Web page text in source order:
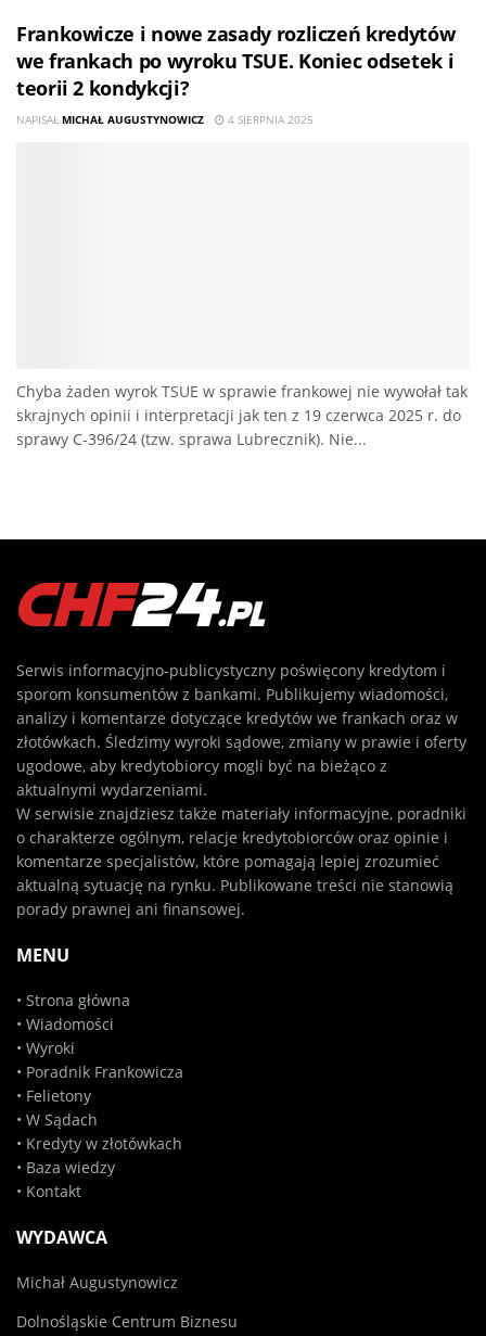
Frankowicze i nowe zasady rozliczeń kredytów
we frankach po wyroku TSUE. Koniec odsetek i
teorii 2 kondykcji?
NAPISAŁ MICHAŁ AUGUSTYNOWICZ 4 SIERPNIA 2025
Chyba żaden wyrok TSUE w sprawie frankowej nie wywołał tak
skrajnych opinii i interpretacji jak ten z 19 czerwca 2025 r. do
sprawy C-396/24 (tzw. sprawa Lubrecznik). Nie...
Serwis informacyjno-publicystyczny poświęcony kredytom i
sporom konsumentów z bankami. Publikujemy wiadomości,
analizy i komentarze dotyczące kredytów we frankach oraz w
złotówkach. Śledzimy wyroki sądowe, zmiany w prawie i oferty
ugodowe, aby kredytobiorcy mogli być na bieżąco z
aktualnymi wydarzeniami.
W serwisie znajdziesz także materiały informacyjne, poradniki
o charakterze ogólnym, relacje kredytobiorców oraz opinie i
komentarze specjalistów, które pomagają lepiej zrozumieć
aktualną sytuację na rynku. Publikowane treści nie stanowią
porady prawnej ani finansowej.
MENU
• Strona główna
• Wiadomości
• Wyroki
• Poradnik Frankowicza
• Felietony
• W Sądach
• Kredyty w złotówkach
• Baza wiedzy
• Kontakt
WYDAWCA
Michał Augustynowicz
Dolnośląskie Centrum Biznesu